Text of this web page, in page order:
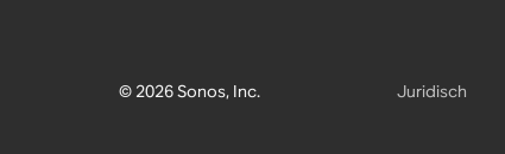
© 2026 Sonos, Inc. Juridisch